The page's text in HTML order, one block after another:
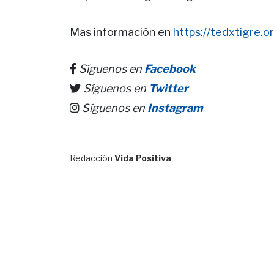
Mas información en https://
Síguenos en Facebook
Síguenos en Twitter
Síguenos en Instagram
Redacción Vida Positiva